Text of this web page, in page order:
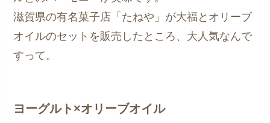
滋賀県の有名菓子店「たねや」が大福とオリーブ
オイルのセットを販売したところ、大人気なんで
すって。
ヨーグルト×オリーブオイル